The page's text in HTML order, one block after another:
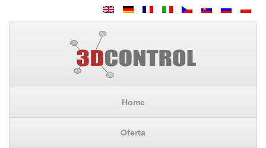
Home
Oferta